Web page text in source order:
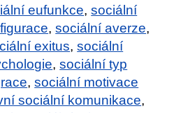
eufunkce,sociální
,sociální averze,
exitus,sociální
,sociální typ
,sociální motivace
sociální komunikace,